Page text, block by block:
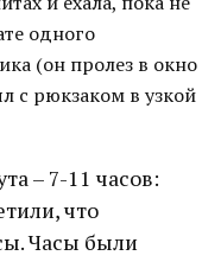
одного
(он пролез в окно
с рюкзаком в узкой
– 7-11 часов:
что
Часы были